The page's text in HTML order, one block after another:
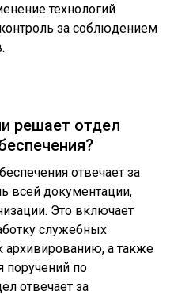
технологий
за соблюдением
решает отдел
отвечает за
всей документации,
Это включает
служебных
архивированию, а также
поручений по
отвечает за